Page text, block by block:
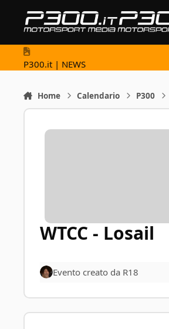
P300.it | NEWS
Home Calendario P300
WTCC - Losail
Evento creato da R18